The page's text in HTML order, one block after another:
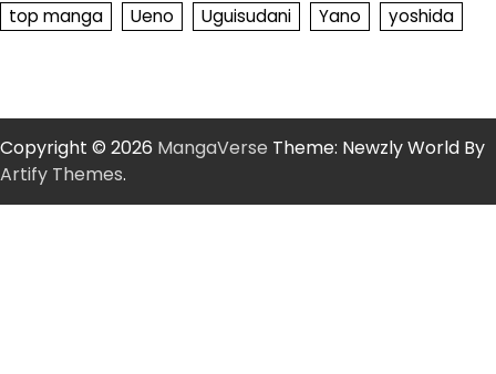
top manga
Ueno Uguisudani Yano yoshida
Copyright © 2026 MangaVerse Theme: Newzly World By
Artify Themes.